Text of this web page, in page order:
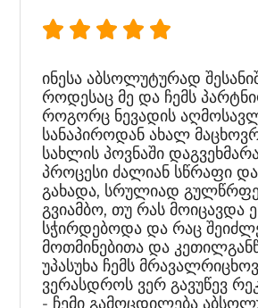
ინესა აბსოლუტურად
როდესაც მე და ჩემს
როგორც ნევადის
სანაპიროდან ახალ
სახლის პოვნაში
პროცესი ძალიან სწრაფი
გახადა, სრულიად
გვიამბო, თუ რას მოიცავდა
სჭირდებოდა და რაც
მოთმინებითა და
უპასუხა ჩემს
ვერასდროს ვერ გავუწევ
- ჩემი გამოცდილება